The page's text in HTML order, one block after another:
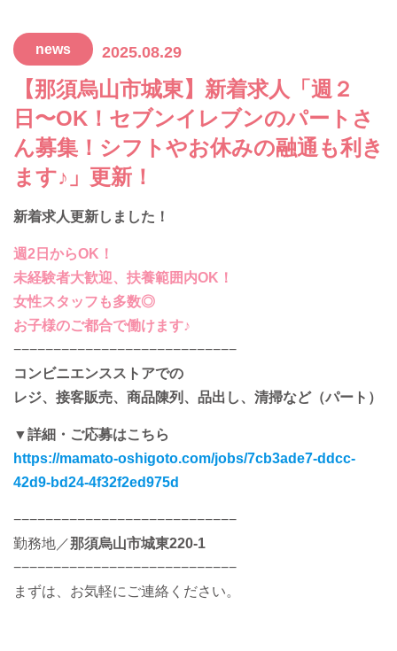
news 2025.08.29
【那須烏山市城東】新着求人「週２
日〜OK！セブンイレブンのパートさ
ん募集！シフトやお休みの融通も利き
ます♪」更新！
新着求人更新しました！
週2日からOK！
未経験者大歓迎、扶養範囲内OK！
女性スタッフも多数◎
お子様のご都合で働けます♪
−−−−−−−−−−−−−−−−−−−−−−−−−−−−
コンビニエンスストアでの
レジ、接客販売、商品陳列、品出し、清掃など（パート）
▼詳細・ご応募はこちら
https://mamato-oshigoto.com/jobs/7cb3ade7-ddcc-
42d9-bd24-4f32f2ed975d
−−−−−−−−−−−−−−−−−−−−−−−−−−−−
勤務地／那須烏山市城東220-1
−−−−−−−−−−−−−−−−−−−−−−−−−−−−
まずは、お気軽にご連絡ください。